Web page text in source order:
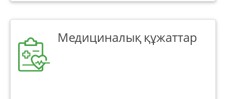
Медициналық құжаттар